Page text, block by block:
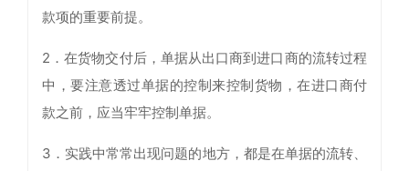
款项的重要前提。
2．在货物交付后，单据从出口商到进口商的流转过程
中，要注意透过单据的控制来控制货物，在进口商付
款之前，应当牢牢控制单据。
3．实践中常常出现问题的地方，都是在单据的流转、